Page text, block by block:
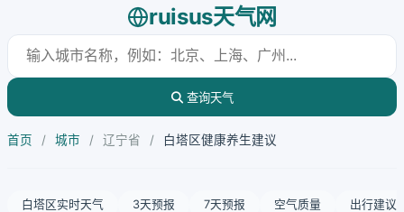
ruisus天气网
查询天气
首页 / 城市 / 辽宁省 / 白塔区健康养生建议
白塔区实时天气 3天预报 7天预报 空气质量 出行建议